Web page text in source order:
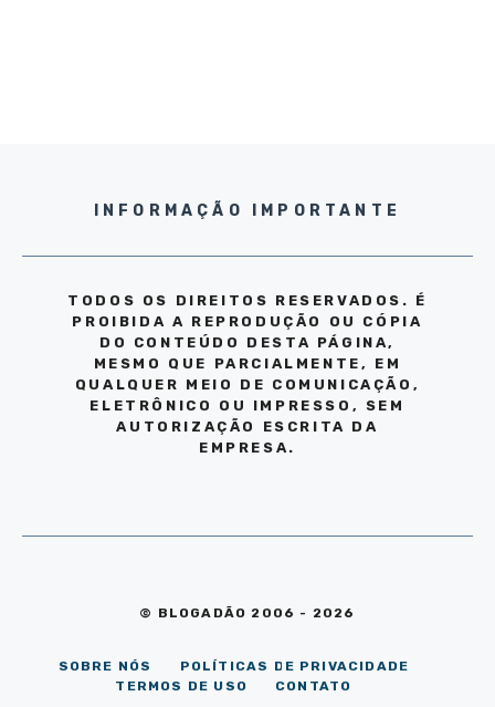
INFORMAÇÃO IMPORTANTE
TODOS OS DIREITOS RESERVADOS. É
PROIBIDA A REPRODUÇÃO OU CÓPIA
DO CONTEÚDO DESTA PÁGINA,
MESMO QUE PARCIALMENTE, EM
QUALQUER MEIO DE COMUNICAÇÃO,
ELETRÔNICO OU IMPRESSO, SEM
AUTORIZAÇÃO ESCRITA DA
EMPRESA.
© BLOGADÃO 2006 - 2026
SOBRE NÓS
POLÍTICAS DE PRIVACIDADE
TERMOS DE USO
CONTATO